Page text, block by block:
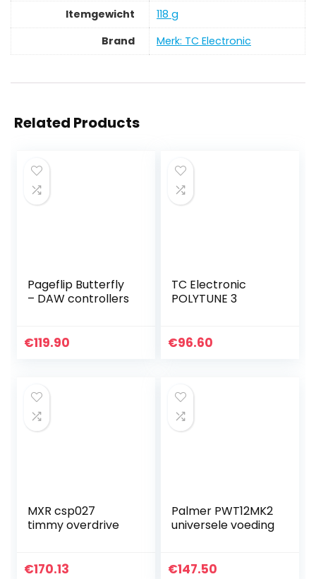
Itemgewicht
‎118 g
Brand
Merk: TC Electronic
Related Products
Pageflip Butterfly
– DAW controllers
€119.90
TC Electronic
POLYTUNE 3
€96.60
MXR csp027
timmy overdrive
€170.13
Palmer PWT12MK2
universele voeding
€147.50